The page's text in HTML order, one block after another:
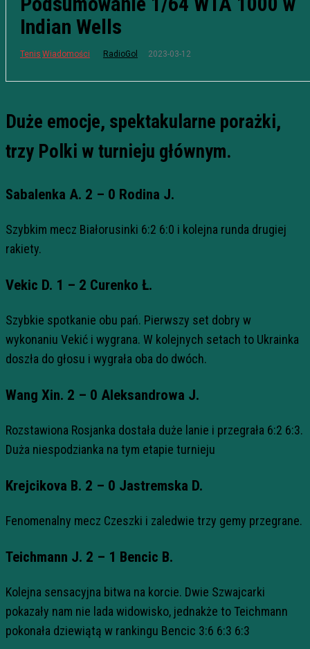
Indian Wells
Tenis Wiadomości RadioGol 2023-03-12
Duże emocje, spektakularne porażki,
trzy Polki w turnieju głównym.
Sabalenka A. 2 – 0 Rodina J.
Szybkim mecz Białorusinki 6:2 6:0 i kolejna runda drugiej
rakiety.
Vekic D. 1 – 2 Curenko Ł.
Szybkie spotkanie obu pań. Pierwszy set dobry w
wykonaniu Vekić i wygrana. W kolejnych setach to Ukrainka
doszła do głosu i wygrała oba do dwóch.
Wang Xin. 2 – 0 Aleksandrowa J.
Rozstawiona Rosjanka dostała duże lanie i przegrała 6:2 6:3.
Duża niespodzianka na tym etapie turnieju
Krejcikova B. 2 – 0 Jastremska D.
Fenomenalny mecz Czeszki i zaledwie trzy gemy przegrane.
Teichmann J. 2 – 1 Bencic B.
Kolejna sensacyjna bitwa na korcie. Dwie Szwajcarki
pokazały nam nie lada widowisko, jednakże to Teichmann
pokonała dziewiątą w rankingu Bencic 3:6 6:3 6:3